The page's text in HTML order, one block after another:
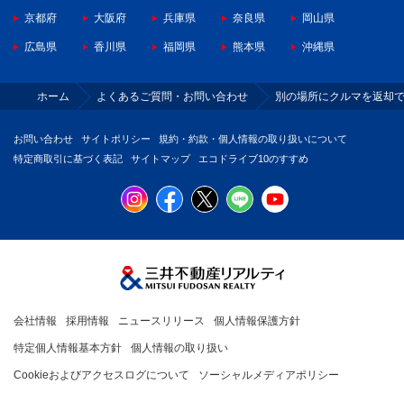
京都府 大阪府 兵庫県 奈良県 岡山県
広島県 香川県 福岡県 熊本県 沖縄県
ホーム よくあるご質問・お問い合わせ 別の場所にクルマを返却
お問い合わせ サイトポリシー
規約・約款・個人情報の取り扱いについて
特定商取引に基づく表記
サイトマップ エコドライブ10のすすめ
会社情報 採用情報 ニュースリリース 個人情報保護方針
特定個人情報基本方針 個人情報の取り扱い
Cookieおよびアクセスログについて ソーシャルメディアポリシー